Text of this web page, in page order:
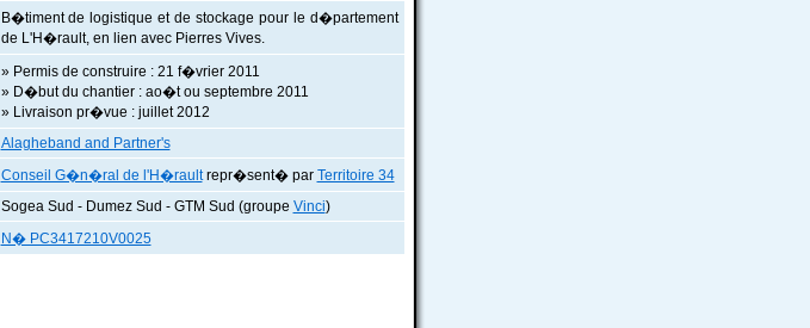
B�timent de logistique et de stockage pour le d�partement
de L'H�rault, en lien avec Pierres Vives.
» Permis de construire : 21 f�vrier 2011
» D�but du chantier : ao�t ou septembre 2011
» Livraison pr�vue : juillet 2012
Alagheband and Partner's
Conseil G�n�ral de l'H�raultrepr�sent� par Territoire 34
Sogea Sud - Dumez Sud - GTM Sud (groupe Vinci)
N� PC3417210V0025